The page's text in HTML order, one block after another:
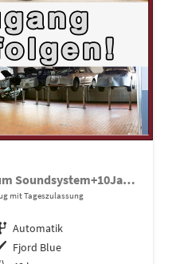
FR 1.5TSI DSG+SEAT Premium Soundsystem+10JahreGarantie
mit Tageszulassung
Getriebe Automatik
Außenfarbe Fjord Blue